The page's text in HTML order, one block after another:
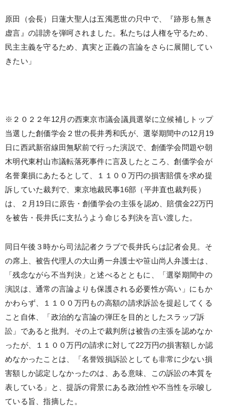
原田（会長）日蓮大聖人は五濁悪世の只中で、『跡形も無き
虚言』の誹謗を弾呵されました。私たちは人権を守るため、
民主主義を守るため、真実と正義の言論をさらに展開してい
きたい」
※２０２２年12月の西東京市議会議員選挙に立候補しトップ
当選した創価学会２世の長井秀和氏が、選挙期間中の12月19
日に西武新宿線田無駅前で行った演説で、創価学会問題や朝
木明代東村山市議転落死事件に言及したところ、創価学会が
名誉棄損にあたるとして、１１００万円の損害賠償を求め提
訴していた裁判で、東京地裁民事16部（平井直也裁判長）
は、２月19日に原告・創価学会の主張を認め、賠償金22万円
を被告・長井氏に支払うよう命じる判決を言い渡した。
同日午後３時から司法記者クラブで長井氏らは記者会見。そ
の席上、被告代理人の大山勇一弁護士や笹山尚人弁護士は、
「残念ながら不当判決」と述べるとともに、「選挙期間中の
演説は、通常の言論よりも保護される必要性が高い」にもか
かわらず、１１００万円もの高額の請求訴訟を提起してくる
こと自体、「政治的な言論の弾圧を目的としたスラップ訴
訟」であると批判。その上で裁判所は被告の主張を認めなか
ったが、１１００万円の請求に対して22万円の損害額しか認
めなかったことは、「名誉毀損訴訟としても非常に少ない損
害額しか認定しなかったのは、ある意味、この訴訟の本質を
表している」と、提訴の背景にある政治性や不当性を示唆し
ている旨、指摘した。